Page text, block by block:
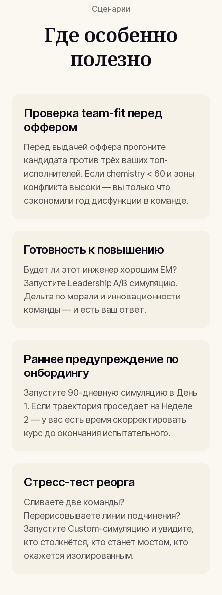
Сценарии
Где особенно
полезно
Проверка team-fit перед
оффером
Перед выдачей оффера прогоните
кандидата против трёх ваших топ-
исполнителей. Если chemistry < 60 и зоны
конфликта высоки — вы только что
сэкономили год дисфункции в команде.
Готовность к повышению
Будет ли этот инженер хорошим EM?
Запустите Leadership A/B симуляцию.
Дельта по морали и инновационности
команды — и есть ваш ответ.
Раннее предупреждение по
онбордингу
Запустите 90-дневную симуляцию в День
1. Если траектория проседает на Неделе
2 — у вас есть время скорректировать
курс до окончания испытательного.
Стресс-тест реорга
Сливаете две команды?
Перерисовываете линии подчинения?
Запустите Custom-симуляцию и увидите,
кто столкнётся, кто станет мостом, кто
окажется изолированным.